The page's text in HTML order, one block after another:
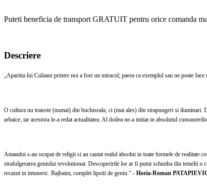
Puteti beneficia de transport GRATUIT pentru orice comanda
Descriere
„Aparitia lui Culianu printre noi a fost un miracol; parea ca exemplul sau ne poate
O cultura nu traieste (numai) din buchiseala, ci (mai ales) din strapungeri si
arhaice, iar acestora le-a redat actualitatea. Al doilea ne-a initiat in absolutul
Amandoi s-au ocupat de religii si au cautat realul absolut in toate formele de realitate
strafulgerarea geniului revolutionar. Descoperirile lor ar fi putut schimba din temelii o
recazut in intuneric. Bajbaim, complet lipsiti de geniu.“ - Horia-Roman